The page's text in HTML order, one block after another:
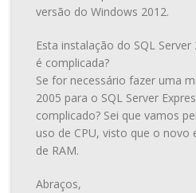
versão do Windows 2012.
Esta instalação do SQL
é complicada?
Se for necessário fazer uma
2005 para o SQL Server
complicado? Sei que vamos
uso de CPU, visto que o novo
de RAM.
Abraços,